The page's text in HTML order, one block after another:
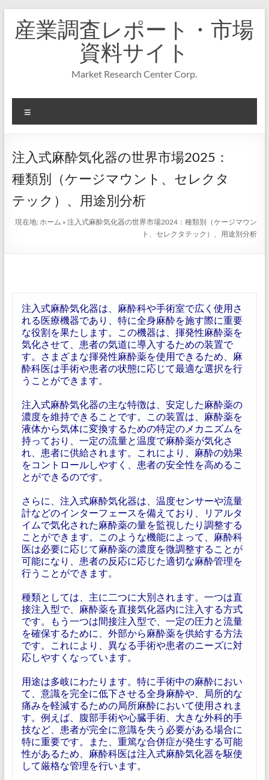
キ
プ
産業調査レポート・市場
資料サイト
Market Research Center Corp.
ニ
ー
注入式麻酔気化器の世界市場2025：
種類別（ケージマウント、セレクタ
テック）、用途別分析
現在地:ホーム »注入式麻酔気化器の世界市場2024：種類別（ケージマウン
ト、セレクタテック）、用途別分析
注入式麻酔気化器は、麻酔科や手術室で広く使用さ
れる医療機器であり、特に全身麻酔を施す際に重要
な役割を果たします。この機器は、揮発性麻酔薬を
気化させて、患者の気道に導入するための装置で
す。さまざまな揮発性麻酔薬を使用できるため、麻
酔科医は手術や患者の状態に応じて最適な選択を行
うことができます。
注入式麻酔気化器の主な特徴は、安定した麻酔薬の
濃度を維持できることです。この装置は、麻酔薬を
液体から気体に変換するための特定のメカニズムを
持っており、一定の流量と温度で麻酔薬が気化さ
れ、患者に供給されます。これにより、麻酔の効果
をコントロールしやすく、患者の安全性を高めるこ
とができるのです。
さらに、注入式麻酔気化器は、温度センサーや流量
計などのインターフェースを備えており、リアルタ
イムで気化された麻酔薬の量を監視したり調整する
ことができます。このような機能によって、麻酔科
医は必要に応じて麻酔薬の濃度を微調整することが
可能になり、患者の反応に応じた適切な麻酔管理を
行うことができます。
種類としては、主に二つに大別されます。一つは直
接注入型で、麻酔薬を直接気化器内に注入する方式
です。もう一つは間接注入型で、一定の圧力と流量
を確保するために、外部から麻酔薬を供給する方法
です。これにより、異なる手術や患者のニーズに対
応しやすくなっています。
用途は多岐にわたります。特に手術中の麻酔におい
て、意識を完全に低下させる全身麻酔や、局所的な
痛みを軽減するための局所麻酔において使用されま
す。例えば、腹部手術や心臓手術、大きな外科的手
技など、患者が完全に意識を失う必要がある場合に
特に重要です。また、重篤な合併症が発生する可能
性があるため、麻酔科医は注入式麻酔気化器を駆使
して厳格な管理を行います。